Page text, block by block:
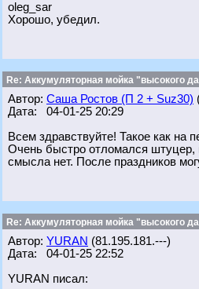
oleg_sar
Хорошо, убедил.
Re: Аккумуляторная мойка "высокого
Автор: Саша Ростов (П 2 + Suz30)
Дата: 04-01-25 20:29
Всем здравствуйте! Такое как на
Очень быстро отломался штуцер,
смысла нет. После праздников
Re: Аккумуляторная мойка "высокого
Автор: YURAN (81.195.181.---)
Дата: 04-01-25 22:52
YURAN писал: